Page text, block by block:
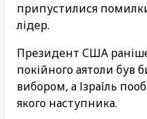
припустилися
лідер.
Президент США
покійного аятоли
вибором, а Ізраїль
якого наступника.